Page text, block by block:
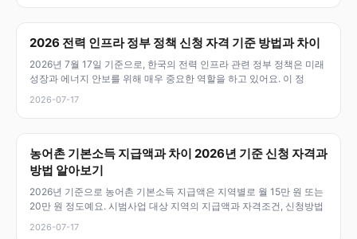
2026 전력 인프라 정부 정책 신청 자격 기준 방법과 차이
2026년 7월 17일 기준으로, 한국의 전력 인프라 관련 정부 정책은 미래
성장과 에너지 안보를 위해 매우 중요한 역할을 하고 있어요. 이 정
2026-07-17
농어촌 기본소득 지급액과 차이 2026년 기준 신청 자격과
방법 알아보기
2026년 기준으로 농어촌 기본소득 지급액은 지역별로 월 15만 원 또는
20만 원 정도예요. 시범사업 대상 지역의 지급액과 자격조건, 신청방법
2026-07-17